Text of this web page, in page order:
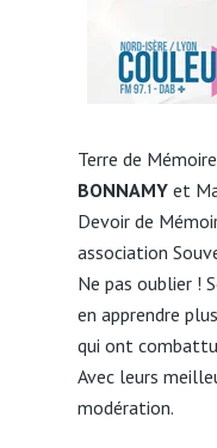
Terre de
BONNAMYet
Devoir de
association
Ne pas oublier !
en apprendre
qui ont
Avec leurs
modération.